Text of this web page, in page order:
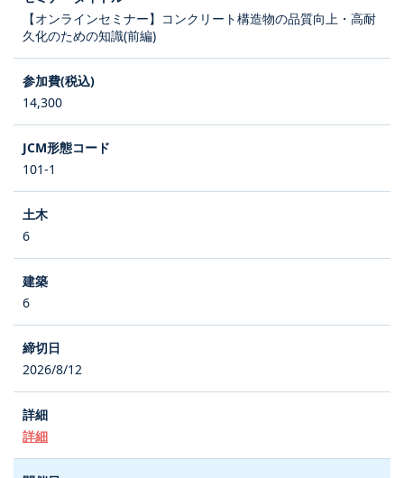
【オンラインセミナー】コンクリート構造物の品質向上・高耐
久化のための知識(前編)
14,300
101-1
6
6
2026/8/12
詳細